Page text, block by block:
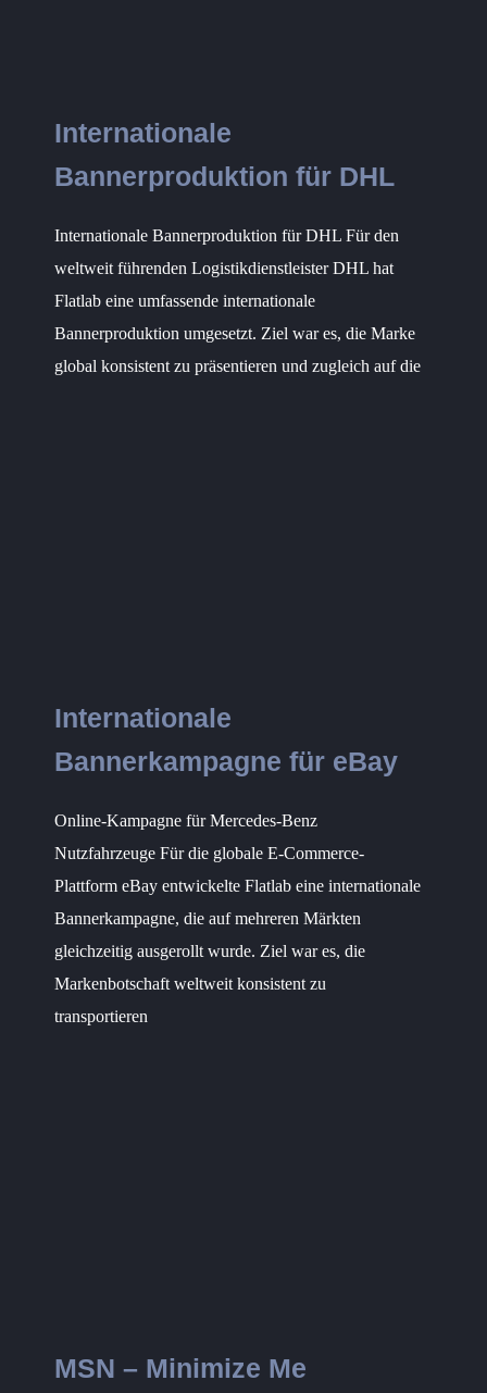
Internationale
Bannerproduktion für DHL
Internationale Bannerproduktion für DHL Für den
weltweit führenden Logistikdienstleister DHL hat
Flatlab eine umfassende internationale
Bannerproduktion umgesetzt. Ziel war es, die Marke
global konsistent zu präsentieren und zugleich auf die
Internationale
Bannerkampagne für eBay
Online-Kampagne für Mercedes-Benz
Nutzfahrzeuge Für die globale E-Commerce-
Plattform eBay entwickelte Flatlab eine internationale
Bannerkampagne, die auf mehreren Märkten
gleichzeitig ausgerollt wurde. Ziel war es, die
Markenbotschaft weltweit konsistent zu
transportieren
MSN – Minimize Me